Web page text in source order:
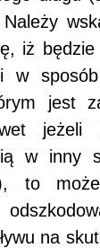
Należy
iż
w
jest
jeżeli
w inny
to
na